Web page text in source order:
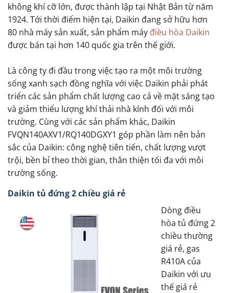
không khí cỡ lớn, được thành lập tại Nhật Bản từ năm
1924. Tới thời điểm hiện tại, Daikin đang sở hữu hơn
80 nhà máy sản xuất, sản phẩm máy điều hòa Daikin
được bán tại hơn 140 quốc gia trên thế giới.
Là công ty đi đầu trong việc tạo ra một môi trường
sống xanh sạch đồng nghĩa với việc Daikin phải phát
triển các sản phẩm chất lượng cao cả về mặt sáng tạo
và giảm thiểu lượng khí thải nhà kính đối với môi
trường. Cùng với các sản phẩm khác, Daikin
FVQN140AXV1/RQ140DGXY1 góp phần làm nên bản
sắc của Daikin: công nghệ tiên tiến, chất lượng vượt
trội, bền bỉ theo thời gian, thân thiện tối đa với môi
trường sống.
Daikin tủ đứng 2 chiều giá rẻ
Dòng điều
hòa tủ đứng 2
chiều thường
giá rẻ, gas
R410A của
Daikin với ưu
thế giá rẻ